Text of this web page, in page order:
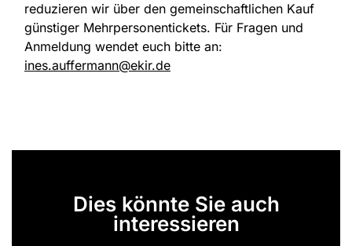
reduzieren wir über den gemeinschaftlichen Kauf
günstiger Mehrpersonentickets. Für Fragen und
Anmeldung wendet euch bitte an:
ines.auffermann@ekir.de
Dies könnte Sie auch
interessieren